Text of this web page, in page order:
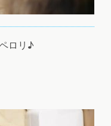
ロリ♪